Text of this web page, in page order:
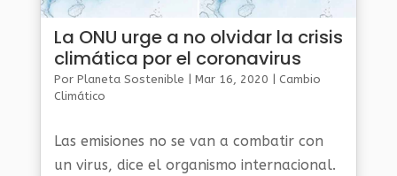
La ONU urge a no olvidar la crisis
climática por el coronavirus
Por Planeta Sostenible | Mar 16, 2020 | Cambio
Climático
Las emisiones no se van a combatir con
un virus, dice el organismo internacional.